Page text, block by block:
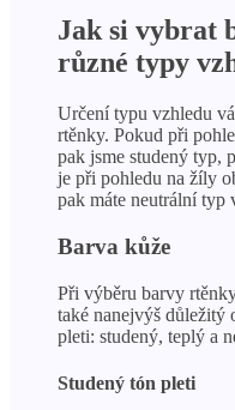
Jak si vybrat
různé typy
Určení typu vzhledu
rtěnky. Pokud při
pak jsme studený typ,
je při pohledu na žíly
pak máte neutrální typ
Barva kůže
Při výběru barvy
také nanejvýš důležitý
pleti: studený, teplý a
Studený tón pleti